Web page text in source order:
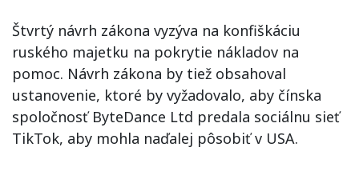
Štvrtý návrh zákona vyzýva na konfiškáciu
ruského majetku na pokrytie nákladov na
pomoc. Návrh zákona by tiež obsahoval
ustanovenie, ktoré by vyžadovalo, aby čínska
spoločnosť ByteDance Ltd predala sociálnu sieť
TikTok, aby mohla naďalej pôsobiť v USA.